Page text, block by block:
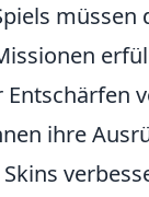
müssen
Entschärfen
ihre